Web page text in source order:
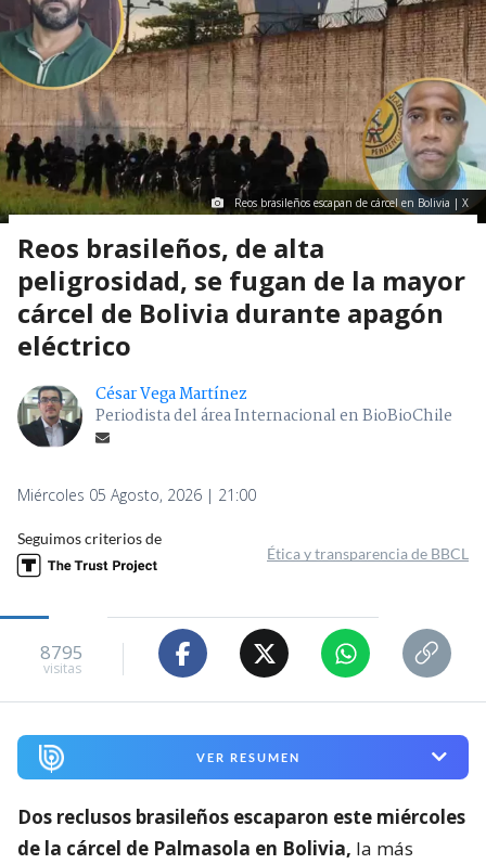
Reos brasileños escapan de cárcel en Bolivia | X
Reos brasileños, de alta
peligrosidad, se fugan de la mayor
cárcel de Bolivia durante apagón
eléctrico
César Vega Martínez
Periodista del área Internacional en BioBioChile
Miércoles 05 Agosto, 2026 | 21:00
Seguimos criterios de
Ética y transparencia de BBCL
8795
visitas
VER RESUMEN
Dos reclusos brasileños escaparon este miércoles
de la cárcel de Palmasola en Bolivia, la más